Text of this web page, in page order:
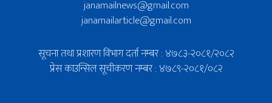
janamailnews@gmail.com
janamailarticle@gmail.com
सूचना तथा प्रशारण विभाग दर्ता नम्बर : ४७८३-२०८१/२०८२
प्रेस काउन्सिल सूचीकरण नम्बर : ४७८९-२०८१/०८२